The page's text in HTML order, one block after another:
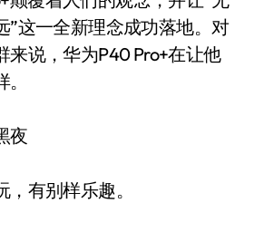
”这一全新理念成功落地。对
来说，华为P40 Pro+在让他
夜
有别样乐趣。